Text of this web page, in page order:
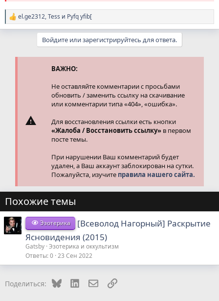
Р
е
el.ge2312,Tess и Pyfq yfib[
Войдите или зарегистрируйтесь для ответа.
ВАЖНО:
Не оставляйте комментарии с просьбами
обновить / заменить ссылку на скачивание
или комментарии типа «404», «ошибка».
Для восстановления ссылки есть кнопки
«Жалоба / Восстановить ссылку» в первом
посте темы.
При нарушении Ваш комментарий будет
удален, а Ваш аккаунт заблокирован на сутки.
Пожалуйста, изучите правила нашего сайта.
Похожие темы
Эзотерика
[Всеволод Нагорный] Раскрытие
Ясновидения (2015)
Gatsby Эзотерика и оккультизм
Ответы 0 23 Сен 2022
Поделиться: Bluesky LinkedInЭлектронная почта
Ссылка